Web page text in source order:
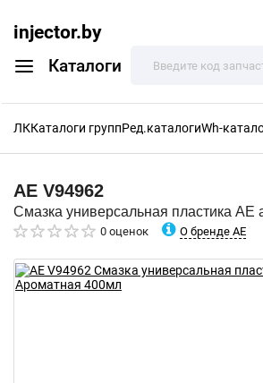
injector.by
Каталоги
ЛККаталоги группРед.каталогиWh-
AE V94962
Смазка универсальная пластика
0 оценок О бренде AE